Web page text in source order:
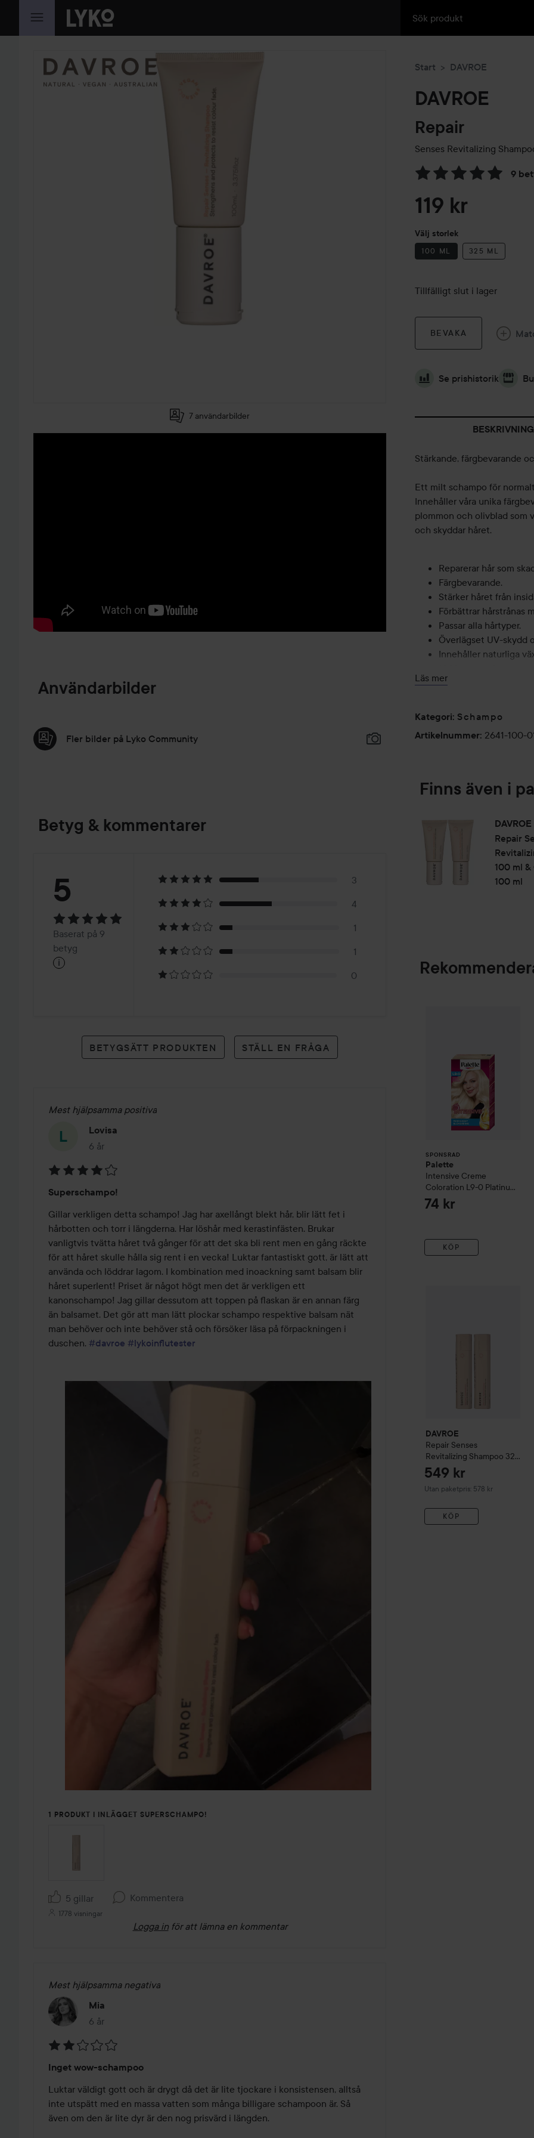
HOPPA TILL INNEHÅLLET
7 användarbilder
Användarbilder
Fler bilder på Lyko Community
Betyg & kommentarer
Betyg:
5Baserat
på
betyg
5
Baserat på 9
betyg
i
3
4
1
1
0
BETYGSÄTT PRODUKTEN STÄLL EN FRÅGA
Mest hjälpsamma positiva
Lovisa
6 år
Inlägget skapades 6 år
4
av
5
Superschampo!
Gillar verkligen detta schampo! Jag har axellångt blekt hår, blir lätt fet i
hårbotten och torr i längderna. Har löshår med kerastinfästen. Brukar
vanligtvis tvätta håret två gånger för att det ska bli rent men en gång räckte
för att håret skulle hålla sig rent i en vecka! Luktar fantastiskt gott, är lätt att
använda och löddrar lagom. I kombination med inoackning samt balsam blir
håret superlent! Priset är något högt men det är verkligen ett
kanonschampo! Jag gillar dessutom att toppen på flaskan är en annan färg
än balsamet. Det gör att man lätt plockar schampo respektive balsam nät
man behöver och inte behöver stå och försöker läsa på förpackningen i
duschen. #davroe #lykoinflutester
1 PRODUKT I INLÄGGET SUPERSCHAMPO!
5 gillar Kommentera
1778 visningar
Logga in för att lämna en kommentar
Mest hjälpsamma negativa
Mia
6 år
Inlägget skapades 6 år
2
av
5
Inget wow-schampoo
Luktar väldigt gott och är drygt då det är lite tjockare i konsistensen, alltså
inte utspätt med en massa vatten som många billigare schampoon är. Så
även om den är lite dyr är den nog prisvärd i längden.
Start DAVROE
DAVROE
Repair
Senses Revitalizing
9
Hoppa till Betyg &
119 kr
Välj storlek
100 ML 325 ML
Tillfälligt slut i lager
BEVAKA
Se prishistorik
BESKRIVNING
Stärkande, färgbevarande
Ett milt schampo för
Innehåller våra unika
plommon och olivblad som
och skyddar håret.
Reparerar hår som
Färgbevarande.
Stärker håret från
Förbättrar hårstrånas
Passar alla hårtyper.
Överlägset UV-skydd
Innehåller naturliga
100% tillverkat i
Skonsamt mot hår
Snällt mot miljön.
Läs mer
Kategori: Schampo
Artikelnummer: 2641-100-
Finns även i
DAVROE
Repair
100 ml
100 ml
SPONSRAD
Palette
Intensive Creme
Coloration L9-0 Platinum
Blonde
74 kr
KÖP
DAVROE
Repair Senses
Revitalizing Shampoo 325
ml & Conditioner 325 ml
549 kr
Utan paketpris: 578 kr
KÖP